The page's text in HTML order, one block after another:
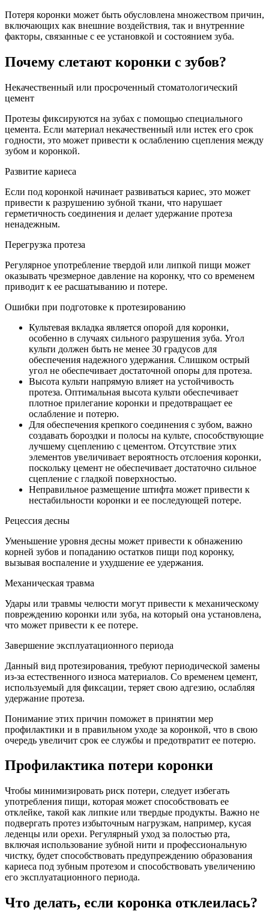
Потеря коронки может быть обусловлена множеством причин,
включающих как внешние воздействия, так и внутренние
факторы, связанные с ее установкой и состоянием зуба.
Почему слетают коронки с зубов?
Некачественный или просроченный стоматологический
цемент
Протезы фиксируются на зубах с помощью специального
цемента. Если материал некачественный или истек его срок
годности, это может привести к ослаблению сцепления между
зубом и коронкой.
Развитие кариеса
Если под коронкой начинает развиваться кариес, это может
привести к разрушению зубной ткани, что нарушает
герметичность соединения и делает удержание протеза
ненадежным.
Перегрузка протеза
Регулярное употребление твердой или липкой пищи может
оказывать чрезмерное давление на коронку, что со временем
приводит к ее расшатыванию и потере.
Ошибки при подготовке к протезированию
Культевая вкладка является опорой для коронки,
особенно в случаях сильного разрушения зуба. Угол
культи должен быть не менее 30 градусов для
обеспечения надежного удержания. Слишком острый
угол не обеспечивает достаточной опоры для протеза.
Высота культи напрямую влияет на устойчивость
протеза. Оптимальная высота культи обеспечивает
плотное прилегание коронки и предотвращает ее
ослабление и потерю.
Для обеспечения крепкого соединения с зубом, важно
создавать бороздки и полосы на культе, способствующие
лучшему сцеплению с цементом. Отсутствие этих
элементов увеличивает вероятность отслоения коронки,
поскольку цемент не обеспечивает достаточно сильное
сцепление с гладкой поверхностью.
Неправильное размещение штифта может привести к
нестабильности коронки и ее последующей потере.
Рецессия десны
Уменьшение уровня десны может привести к обнажению
корней зубов и попаданию остатков пищи под коронку,
вызывая воспаление и ухудшение ее удержания.
Механическая травма
Удары или травмы челюсти могут привести к механическому
повреждению коронки или зуба, на который она установлена,
что может привести к ее потере.
Завершение эксплуатационного периода
Данный вид протезирования, требуют периодической замены
из-за естественного износа материалов. Со временем цемент,
используемый для фиксации, теряет свою адгезию, ослабляя
удержание протеза.
Понимание этих причин поможет в принятии мер
профилактики и в правильном уходе за коронкой, что в свою
очередь увеличит срок ее службы и предотвратит ее потерю.
Профилактика потери коронки
Чтобы минимизировать риск потери, следует избегать
употребления пищи, которая может способствовать ее
отклейке, такой как липкие или твердые продукты. Важно не
подвергать протез избыточным нагрузкам, например, кусая
леденцы или орехи. Регулярный уход за полостью рта,
включая использование зубной нити и профессиональную
чистку, будет способствовать предупреждению образования
кариеса под зубным протезом и способствовать увеличению
его эксплуатационного периода.
Что делать, если коронка отклеилась?